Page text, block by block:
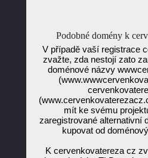
Podobné domény k
V případě vaší registrace
zvažte, zda nestojí zato
doménové názvy
mít ke svému
zaregistrované alternativní
kupovat od
K cervenkovatereza cz